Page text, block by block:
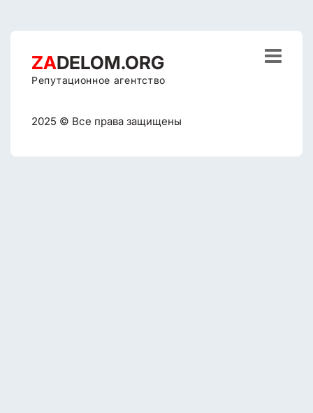
ZADELOM.ORG
Репутационное агентство
2025 © Все права защищены
